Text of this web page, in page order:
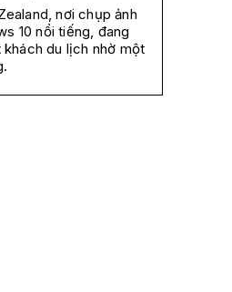
nơi chụp ảnh
10 nổi tiếng, đang
du lịch nhờ một